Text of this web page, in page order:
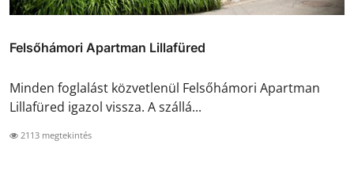
Felsőhámori Apartman Lillafüred
Minden foglalást közvetlenül Felsőhámori Apartman
Lillafüred igazol vissza. A szállá...
2113 megtekintés